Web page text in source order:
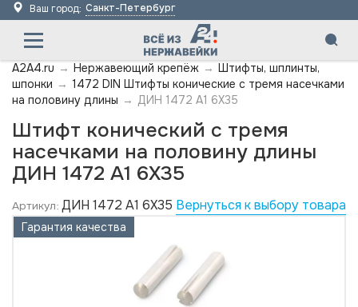
Ваш город: Санкт-Петербург
A2A4.ru → Нержавеющий крепёж → Штифты, шплинты,
шпонки → 1472 DIN Штифты конические с тремя насечками
на половину длины → ДИН 1472 А1 6X35
Штифт конический с тремя
насечками на половину длины
ДИН 1472 А1 6X35
Артикул: ДИН 1472 А1 6X35 Вернуться к выбору товара
Гарантия качества